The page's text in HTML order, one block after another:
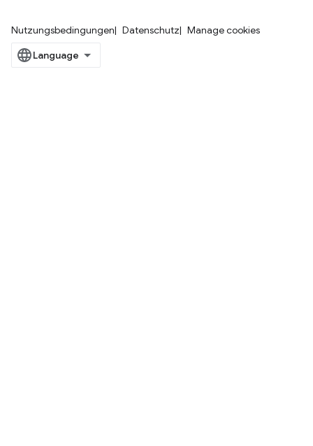
Nutzungsbedingungen Datenschutz Manage cookies